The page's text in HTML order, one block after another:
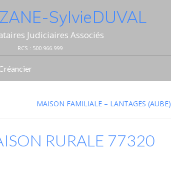
- Sylvie DUVAL
Judiciaires Associés
RCS : 500.966.999
MAISON FAMILIALE – LANTAGES (AUBE)
RURALE 77320